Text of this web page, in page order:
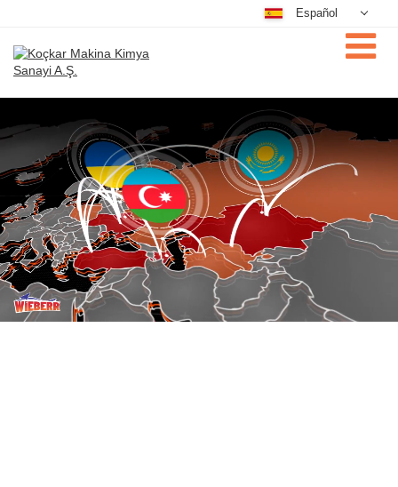
Dansk
فارسی
English
Magyar
Русский
Português
Čeština
Español